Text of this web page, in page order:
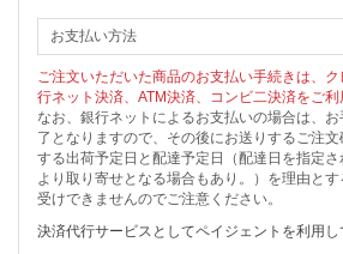
お支払い方法
ご注文いただいた商品のお支払い手続きは、
行ネット決済、ATM決済、コンビ二決済をご利
なお、銀行ネットによるお支払いの場合は、
了となりますので、その後にお送りするご注
する出荷予定日と配達予定日（配達日を指定
より取り寄せとなる場合もあり。）を理由と
受けできませんのでご注意ください。
決済代行サービスとしてペイジェントを利用し